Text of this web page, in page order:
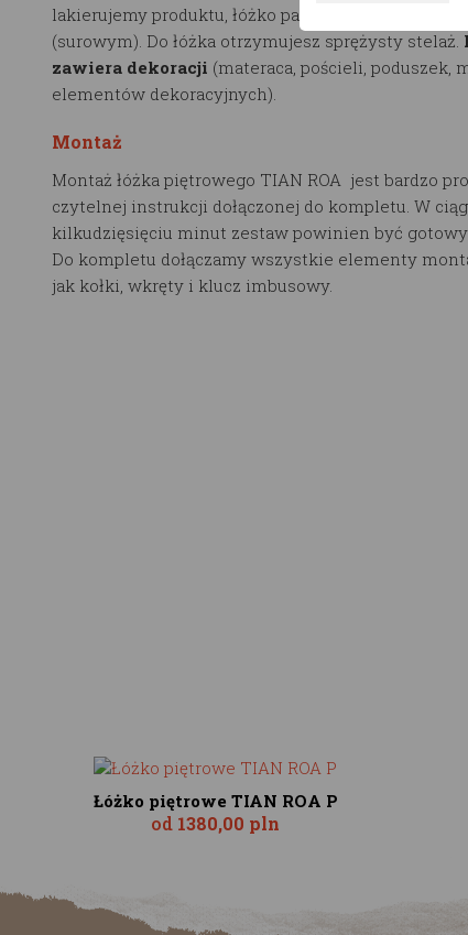
lakierujemy produktu, łóżko pakowane jest w
(surowym). Do łóżka otrzymujesz sprężysty stelaż.
zawiera dekoracji (materaca, pościeli, poduszek,
elementów dekoracyjnych).
Montaż
Montaż łóżka piętrowego TIAN ROA jest bardzo
czytelnej instrukcji dołączonej do kompletu. W
kilkudzięsięciu minut zestaw powinien być gotowy
Do kompletu dołączamy wszystkie elementy
jak kołki, wkręty i klucz imbusowy.
Łóżko piętrowe TIAN ROA P
od 1380,00 pln